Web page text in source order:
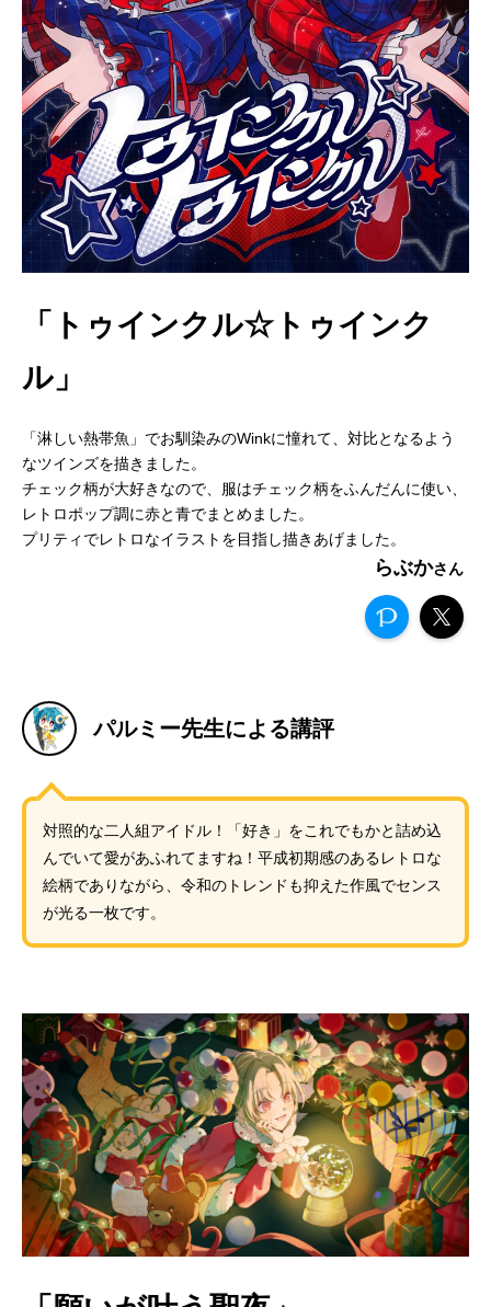
「トゥインクル☆トゥインク
ル」
「淋しい熱帯魚」でお馴染みのWinkに憧れて、対比となるよう
なツインズを描きました。
チェック柄が大好きなので、服はチェック柄をふんだんに使い、
レトロポップ調に赤と青でまとめました。
プリティでレトロなイラストを目指し描きあげました。
らぶか
パルミー先生による講評
対照的な二人組アイドル！「好き」をこれでもかと詰め込
んでいて愛があふれてますね！平成初期感のあるレトロな
絵柄でありながら、令和のトレンドも抑えた作風でセンス
が光る一枚です。